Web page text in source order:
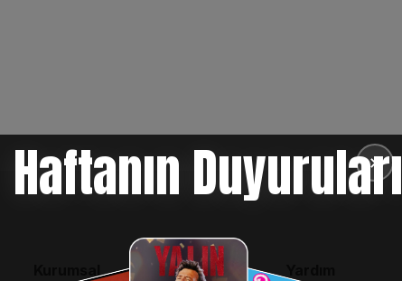
✕
Haftanın Duyuruları
Kurumsal